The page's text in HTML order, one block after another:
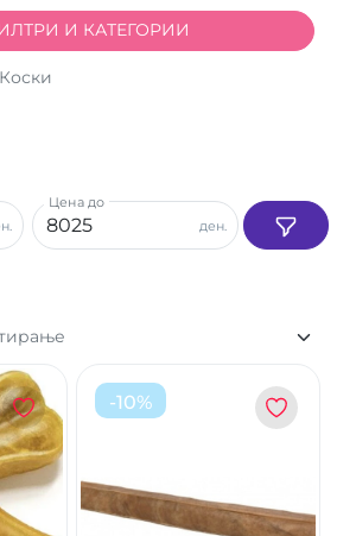
ФИЛТРИ И КАТЕГОРИИ
Коски
ден.
Цена до
-10%